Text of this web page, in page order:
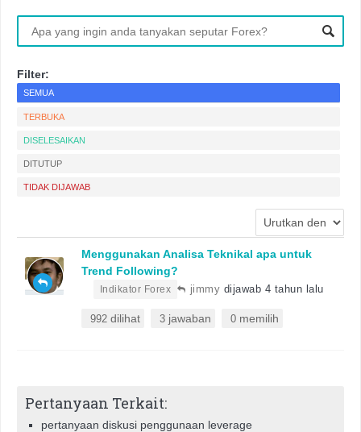
Filter:
SEMUA
TERBUKA
DISELESAIKAN
DITUTUP
TIDAK DIJAWAB
Menggunakan Analisa Teknikal apa untuk
Trend Following?
jimmy dijawab 4 tahun lalu
Indikator Forex
992 dilihat 3 jawaban 0 memilih
Pertanyaan Terkait:
pertanyaan diskusi penggunaan leverage